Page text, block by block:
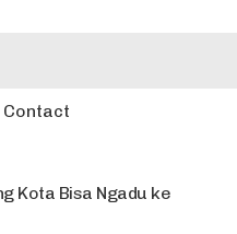
Contact
Kota Bisa Ngadu ke